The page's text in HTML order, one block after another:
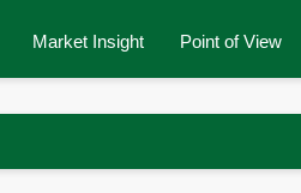
Market Insight Point of View